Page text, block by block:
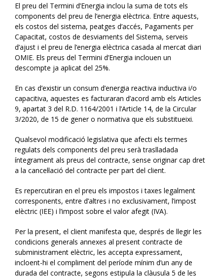
El preu del Termini d’Energia inclou la suma de tots els
components del preu de l’energia elèctrica. Entre aquests,
els costos del sistema, peatges d’accés, Pagaments per
Capacitat, costos de desviaments del Sistema, serveis
d’ajust i el preu de l’energia elèctrica casada al mercat diari
OMIE. Els preus del Termini d’Energia inclouen un
descompte ja aplicat del 25%.
En cas d’existir un consum d’energia reactiva inductiva i/o
capacitiva, aquestes es facturaran d’acord amb els Articles
9, apartat 3 del R.D. 1164/2001 i l’Article 14, de la Circular
3/2020, de 15 de gener o normativa que els substitueixi.
Qualsevol modificació legislativa que afecti els termes
regulats dels components del preu serà traslladada
íntegrament als preus del contracte, sense originar cap dret
a la cancel·lació del contracte per part del client.
Es repercutiran en el preu els impostos i taxes legalment
corresponents, entre d’altres i no exclusivament, l’impost
elèctric (IEE) i l’impost sobre el valor afegit (IVA).
Per la present, el client manifesta que, després de llegir les
condicions generals annexes al present contracte de
subministrament elèctric, les accepta expressament,
incloent-hi el compliment del període mínim d’un any de
durada del contracte, segons estipula la clàusula 5 de les